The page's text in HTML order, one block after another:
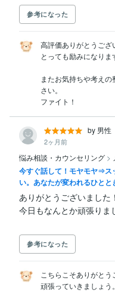
参考になった
高評価ありがとうござ
とっても励みになりま
またお気持ちや考え
さい。
ファイト！
by 男性
2ヶ月前
悩み相談・カウンセリング >
今すぐ話して！モヤモヤ⇒ス
い。あなたが変われるひとと
ありがとうございました！
参考になった
こちらこそありがとう
頑張っていきましょう。